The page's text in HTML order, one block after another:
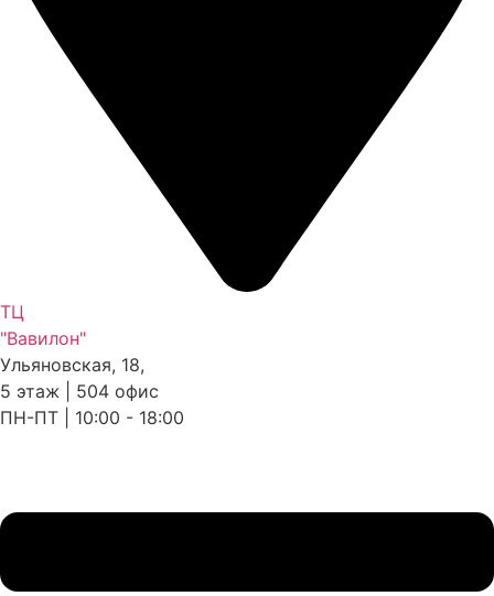
ТЦ
"Вавилон"
Ульяновская, 18,
5 этаж | 504 офис
ПН-ПТ | 10:00 - 18:00